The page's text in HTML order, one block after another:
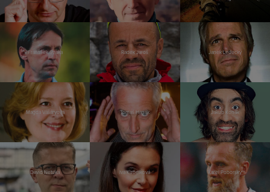
František Straka Radek Jaroš Janek Ledecký
Magda Vášáryová Tomáš Hanák Jakub Kohák
David Netuka Iva Kubelková Karel Poborský